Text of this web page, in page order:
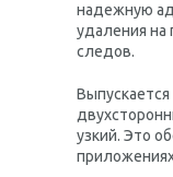
надежную
удаления на
следов.
узкий. Это